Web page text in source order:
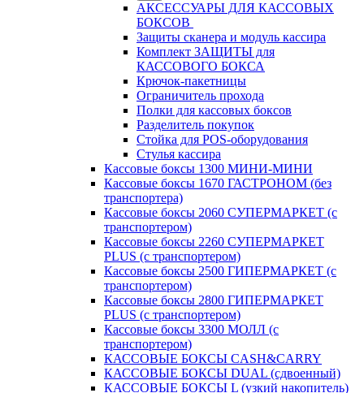
АКСЕССУАРЫ ДЛЯ КАССОВЫХ
БОКСОВ
Защиты сканера и модуль кассира
Комплект ЗАЩИТЫ для
КАССОВОГО БОКСА
Крючок-пакетницы
Ограничитель прохода
Полки для кассовых боксов
Разделитель покупок
Стойка для POS-оборудования
Стулья кассира
Кассовые боксы 1300 МИНИ-МИНИ
Кассовые боксы 1670 ГАСТРОНОМ (без
транспортера)
Кассовые боксы 2060 СУПЕРМАРКЕТ (с
транспортером)
Кассовые боксы 2260 СУПЕРМАРКЕТ
PLUS (с транспортером)
Кассовые боксы 2500 ГИПЕРМАРКЕТ (с
транспортером)
Кассовые боксы 2800 ГИПЕРМАРКЕТ
PLUS (с транспортером)
Кассовые боксы 3300 МОЛЛ (с
транспортером)
КАССОВЫЕ БОКСЫ CASH&CARRY
КАССОВЫЕ БОКСЫ DUAL (сдвоенный)
КАССОВЫЕ БОКСЫ L (узкий накопитель)